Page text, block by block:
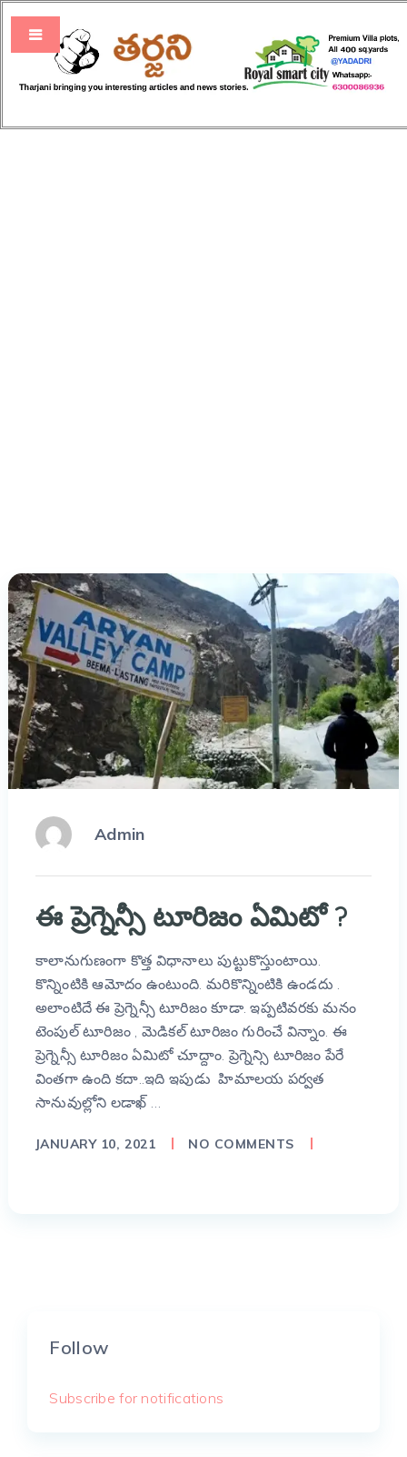
Admin
ఈ ప్రెగ్నెన్సీ టూరిజం ఏమిటో ?
కాలానుగుణంగా కొత్త విధానాలు పుట్టుకొస్తుంటాయి.
కొన్నింటికి ఆమోదం ఉంటుంది. మరికొన్నింటికి ఉండదు .
అలాంటిదే ఈ ప్రెగ్నెన్సీ టూరిజం కూడా. ఇప్పటివరకు మనం
టెంపుల్ టూరిజం , మెడికల్ టూరిజం గురించే విన్నాం. ఈ
ప్రెగ్నెన్సీ టూరిజం ఏమిటో చూద్దాం. ప్రెగ్నెన్సి టూరిజం పేరే
వింతగా ఉంది కదా..ఇది ఇపుడు హిమాలయ పర్వత
సానువుల్లోని లడాఖ్ …
JANUARY 10, 2021 NO COMMENTS
Follow
Subscribe for notifications